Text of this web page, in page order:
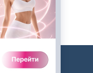
admin@gdz.me